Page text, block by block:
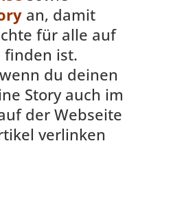
an, damit
für alle auf
finden ist.
du deinen
Story auch im
der Webseite
verlinken